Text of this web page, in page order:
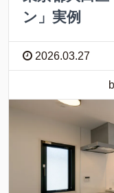
ン」実例
2026.03.27